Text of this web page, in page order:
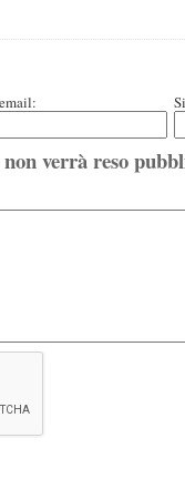
non verrà reso